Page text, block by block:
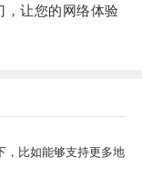
让您的网络体验
，比如能够支持更多地